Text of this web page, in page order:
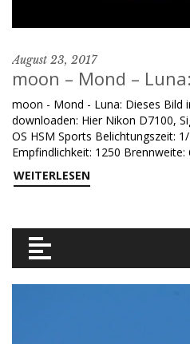
August 23, 2017
moon – Mond – Luna:
moon - Mond - Luna: Dieses Bild
downloaden: Hier Nikon D7100,
OS HSM Sports Belichtungszeit:
Empfindlichkeit: 1250
WEITERLESEN